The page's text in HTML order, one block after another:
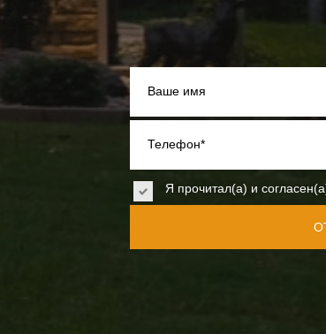
Ваше имя
Телефон*
Я прочитал(а) и